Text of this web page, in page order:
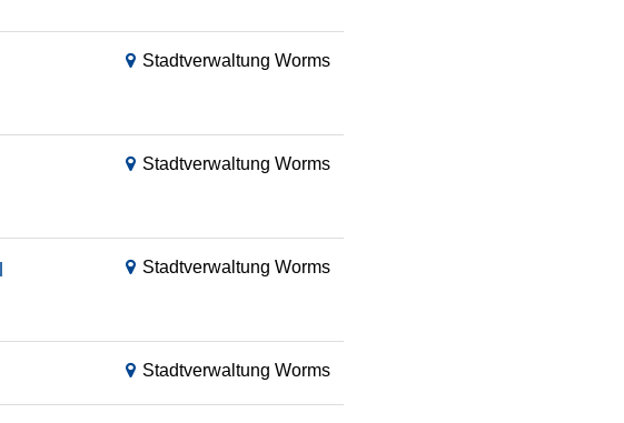
Stadtverwaltung Worms
Stadtverwaltung Worms
Stadtverwaltung Worms
Stadtverwaltung Worms